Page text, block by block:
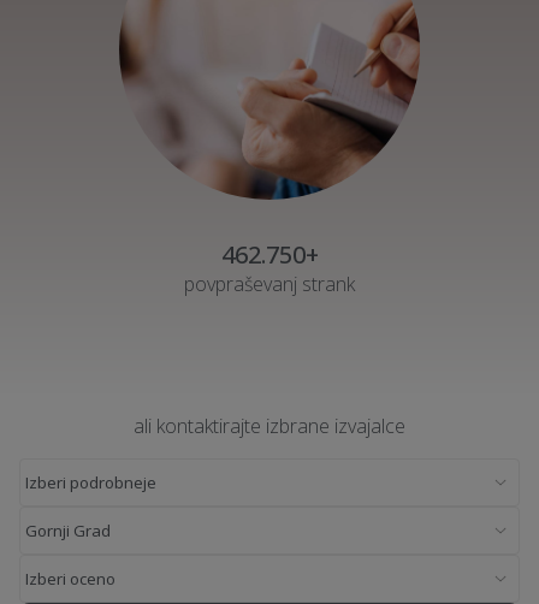
462.750+
povpraševanj strank
ali kontaktirajte izbrane izvajalce